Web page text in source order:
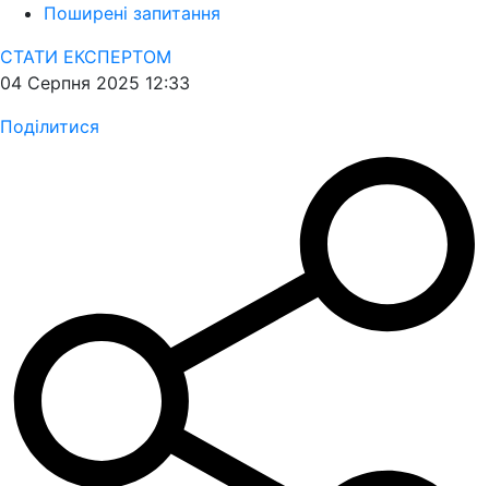
Поширені запитання
СТАТИ ЕКСПЕРТОМ
04 Серпня 2025 12:33
Поділитися